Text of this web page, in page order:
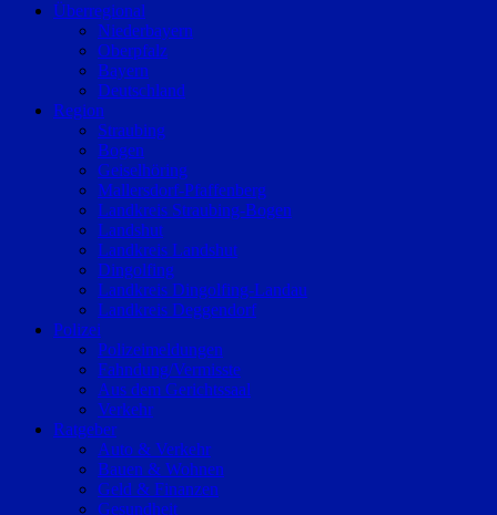
Überregional
Niederbayern
Oberpfalz
Bayern
Deutschland
Region
Straubing
Bogen
Geiselhöring
Mallersdorf-Pfaffenberg
Landkreis Straubing-Bogen
Landshut
Landkreis Landshut
Dingolfing
Landkreis Dingolfing-Landau
Landkreis Deggendorf
Polizei
Polizeimeldungen
Fahndung/Vermisste
Aus dem Gerichtssaal
Verkehr
Ratgeber
Auto & Verkehr
Bauen & Wohnen
Geld & Finanzen
Gesundheit